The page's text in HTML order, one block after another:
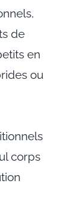
de
en
ou
corps